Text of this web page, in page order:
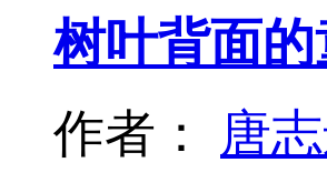
树叶背面
作者： 唐